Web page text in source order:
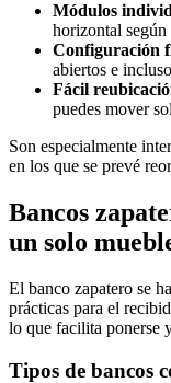
Módulos
horizontal según
Configuración
abiertos e
Fácil
puedes mover
Son especialmente
en los que se prevé
Bancos
un solo
El banco zapatero se
prácticas para el
lo que facilita ponerse
Tipos de bancos